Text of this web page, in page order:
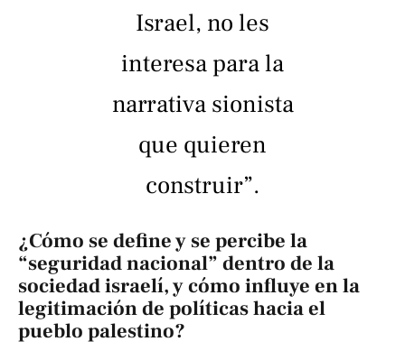
Israel, no les
interesa para la
narrativa sionista
que quieren
construir”.
¿Cómo se define y se percibe la
“seguridad nacional” dentro de la
sociedad israelí, y cómo influye en la
legitimación de políticas hacia el
pueblo palestino?